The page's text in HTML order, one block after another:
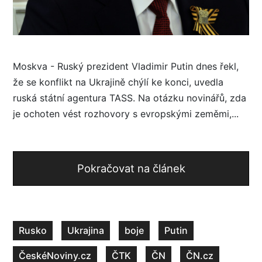
Moskva - Ruský prezident Vladimir Putin dnes řekl,
že se konflikt na Ukrajině chýlí ke konci, uvedla
ruská státní agentura TASS. Na otázku novinářů, zda
je ochoten vést rozhovory s evropskými zeměmi,...
Pokračovat na článek
Rusko Ukrajina boje Putin
ČeskéNoviny.cz ČTK ČN ČN.cz